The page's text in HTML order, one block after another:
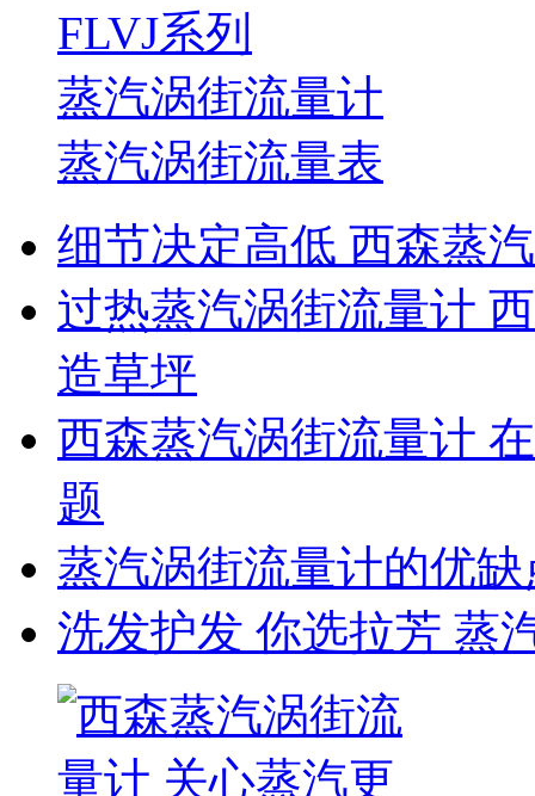
FLVJ系列
蒸汽涡街流量计
蒸汽涡街流量表
细节决定高低 西森蒸
过热蒸汽涡街流量计
造草坪
西森蒸汽涡街流量计
题
蒸汽涡街流量计的优缺
洗发护发 你选拉芳 蒸